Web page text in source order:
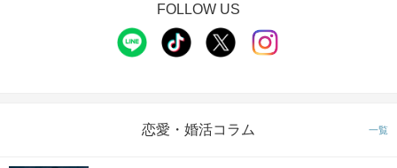
FOLLOW US
恋愛・婚活コラム 一覧